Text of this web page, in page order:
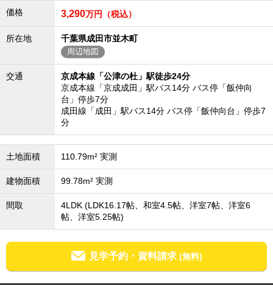
価格 3,290万円（税込）
所在地 千葉県成田市並木町
周辺地図
交通
京成本線「公津の杜」駅徒歩24分
京成本線「京成成田」駅バス14分 バス停「飯仲向
台」停歩7分
成田線「成田」駅バス14分 バス停「飯仲向台」停歩7
分
土地面積 110.79m² 実測
建物面積 99.78m² 実測
間取
4LDK (LDK16.17帖、和室4.5帖、洋室7帖、洋室6
帖、洋室5.25帖)
見学予約・資料請求 (無料)
四街道･佐倉･八千代方面エリアのマンション
四街道･佐倉･八千代方面エリアの土地
船橋･市川･浦安方面エリア
船橋･市川･浦安方面エリアの新築一戸建
船橋･市川･浦安方面エリアの中古一戸建
船橋･市川･浦安方面エリアのマンション
船橋･市川･浦安方面エリアの土地
千葉市エリア
千葉市エリアの新築一戸建
千葉市エリアの中古一戸建
千葉市エリアのマンション
千葉市エリアの土地
外房エリア
外房エリアの新築一戸建
外房エリアの中古一戸建
外房エリアのマンション
外房エリアの土地
内房エリア
内房エリアの新築一戸建
内房エリアの中古一戸建